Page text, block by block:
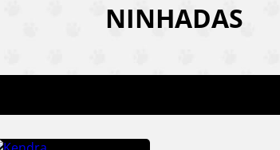
NINHADAS